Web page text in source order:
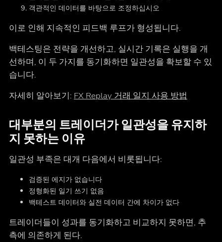
객관적인 데이터를 바탕으로 조정하십시오
이로 인해 지속적인 피드백 루프가 형성됩니다.
백테스팅은 전략을 개선하고, 실시간 기록은 실행을 개
선하며, 이 두 가지를 동기화하면 일관성을 확보할 수 있
습니다.
자세히 알아보기: FX Replay 거래 일지 사용 방법
대부분의 트레이더가 일관성을 유지하
지 못하는 이유
일관성 부족은 대개 다음에서 비롯됩니다:
검증된 에지가 없습니다
정형화된 일기 쓰기 없음
백테스트 데이터와 실전 데이터 간에 차이가 없다
트레이더들이 성과를 동기화하고 비교하지 못하면, 추
측에 의존하게 된다.